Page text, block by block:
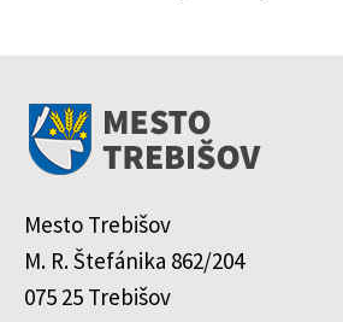
Mesto Trebišov
M. R. Štefánika 862/204
075 25 Trebišov